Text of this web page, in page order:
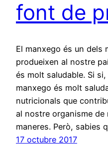
font de
El manxego és un dels
produeixen al nostre
és molt saludable. Si
manxego és molt
nutricionals que
al nostre organisme
maneres. Però, sabies
17 octubre 2017